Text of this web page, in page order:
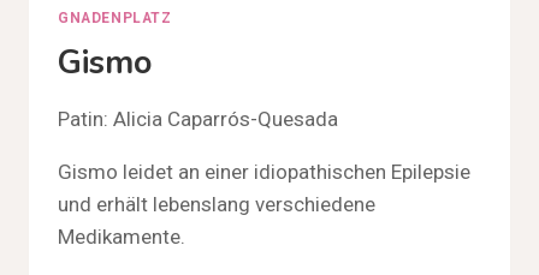
GNADENPLATZ
Gismo
Patin: Alicia Caparrós-Quesada
Gismo leidet an einer idiopathischen Epilepsie
und erhält lebenslang verschiedene
Medikamente.